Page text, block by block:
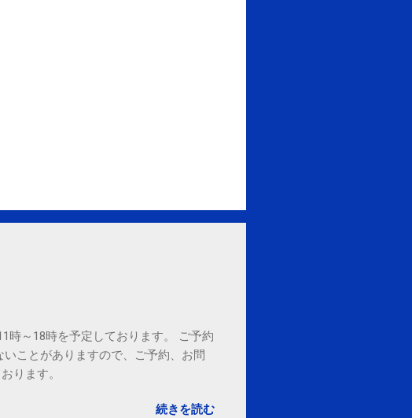
時～18時を予定しております。 ご予約
ことがありますので、ご予約、お問
ります。
続きを読む